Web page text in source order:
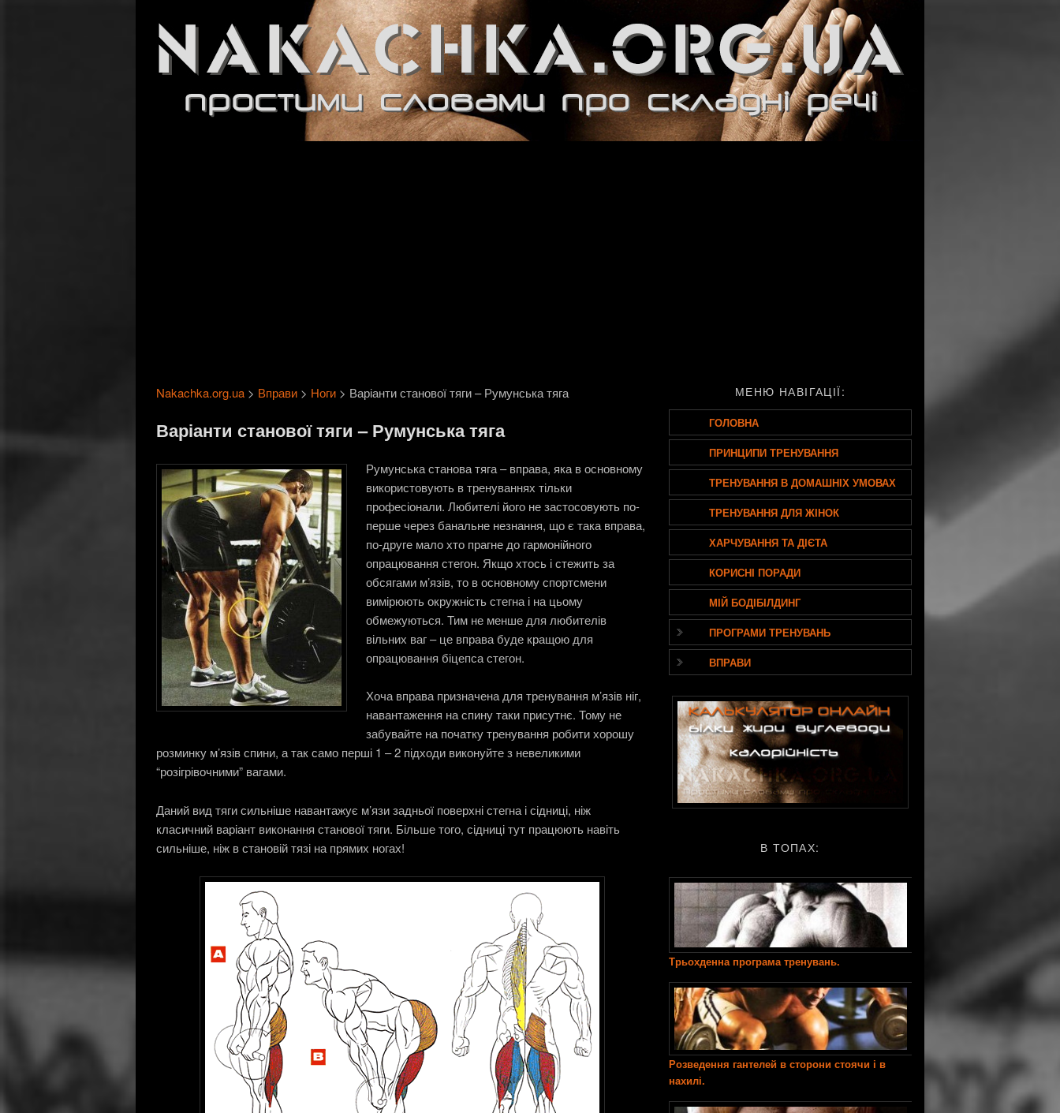
Nakachka.org.ua
Простими словами про складні речі
Nakachka.org.ua > Вправи > Ноги > Варіанти станової тяги – Румунська тяга
Варіанти станової тяги – Румунська тяга
Румунська станова тяга – вправа, яка в основному
використовують в тренуваннях тільки
професіонали. Любителі його не застосовують по-
перше через банальне незнання, що є така вправа,
по-друге мало хто прагне до гармонійного
опрацювання стегон. Якщо хтось і стежить за
обсягами м’язів, то в основному спортсмени
вимірюють окружність стегна і на цьому
обмежуються. Тим не менше для любителів
вільних ваг – це вправа буде кращою для
опрацювання біцепса стегон.
Хоча вправа призначена для тренування м’язів ніг,
навантаження на спину таки присутнє. Тому не
забувайте на початку тренування робити хорошу
розминку м’язів спини, а так само перші 1 – 2 підходи виконуйте з невеликими
“розігрівочними” вагами.
Даний вид тяги сильніше навантажує м’язи задньої поверхні стегна і сідниці, ніж
класичний варіант виконання станової тяги. Більше того, сідниці тут працюють навіть
сильніше, ніж в становій тязі на прямих ногах!
МЕНЮ НАВІГАЦІЇ:
ГОЛОВНА
ПРИНЦИПИ ТРЕНУВАННЯ
ТРЕНУВАННЯ В ДОМАШНІХ УМОВАХ
ТРЕНУВАННЯ ДЛЯ ЖІНОК
ХАРЧУВАННЯ ТА ДІЄТА
КОРИСНІ ПОРАДИ
МІЙ БОДІБІЛДИНГ
ПРОГРАМИ ТРЕНУВАНЬ
ВПРАВИ
В ТОПАХ:
Трьохденна програма тренувань.
Розведення гантелей в сторони стоячи і в
нахилі.